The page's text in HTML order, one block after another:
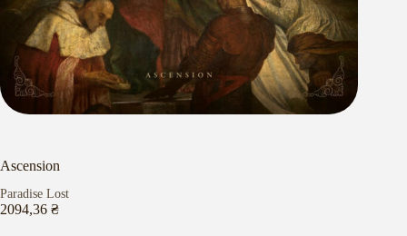
Ascension
Paradise Lost
2094,36 ₴